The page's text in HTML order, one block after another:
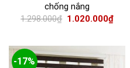
chống nắng
1.298.000₫ 1.020.000₫
-17%